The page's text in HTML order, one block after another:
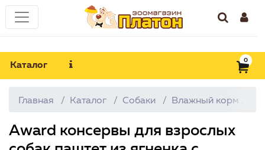
Каталог
0
Главная Каталог Собаки Влажный корм
Award консервы для взрослых